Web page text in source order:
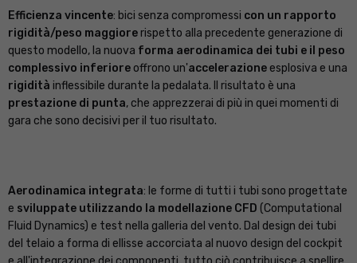
Efficienza vincente: bici senza compromessi con un rapporto
rigidità/peso maggiorerispetto alla precedente generazione di
questo modello, la nuova forma aerodinamica dei tubi e il peso
complessivo inferioreoffrono un'accelerazioneesplosiva e una
rigidità inflessibile durante la pedalata. Il risultato è una
prestazione di punta, che apprezzerai di più in quei momenti di
gara che sono decisivi per il tuo risultato.
Aerodinamica integrata: le forme di tutti i tubi sono progettate
e sviluppate utilizzando la modellazione CFD (Computational
Fluid Dynamics) e test nella galleria del vento. Dal design dei tubi
del telaio a forma di ellisse accorciata al nuovo design del cockpit